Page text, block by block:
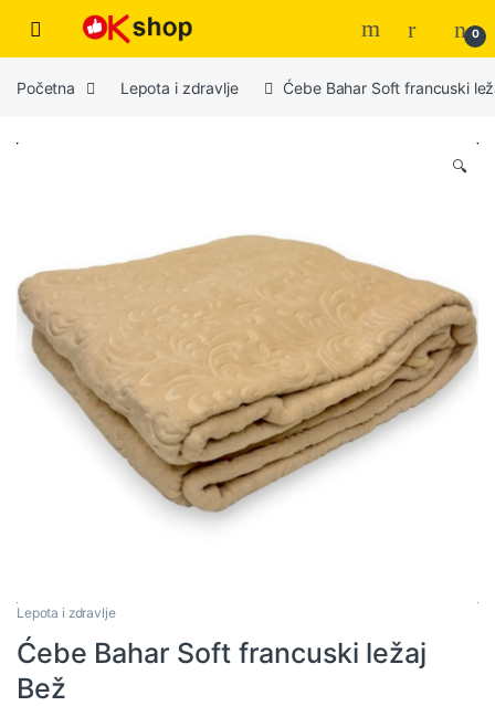
0
Početna Lepota i zdravlje Ćebe Bahar Soft francuski
🔍
Lepota i zdravlje
Ćebe Bahar Soft francuski ležaj
Bež